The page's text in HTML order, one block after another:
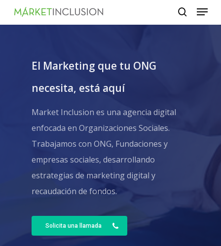
Skip
to
search
Menu
El Marketing que tu ONG
necesita, está aquí
Market Inclusion es una agencia digital
enfocada en Organizaciones Sociales.
Trabajamos con ONG, Fundaciones y
empresas sociales, desarrollando
estrategias de marketing digital y
recaudación de fondos.
Solicita una llamada